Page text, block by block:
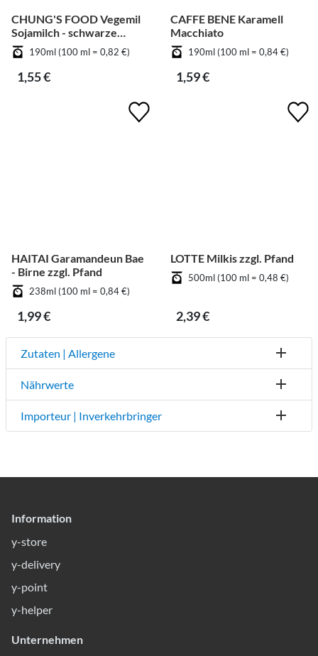
CHUNG'S FOOD Vegemil
Sojamilch - schwarze
Bohnen190ml (100 ml = 0,82 €)
1,55 €
CAFFE BENE Karamell
Macchiato
190ml (100 ml = 0,84 €)
1,59 €
HAITAI Garamandeun Bae
- Birne zzgl. Pfand
238ml (100 ml = 0,84 €)
1,99 €
LOTTE Milkis zzgl. Pfand
500ml (100 ml = 0,48 €)
2,39 €
Zutaten | Allergene
Nährwerte
Importeur | Inverkehrbringer
Information
y-store
y-delivery
y-point
y-helper
Unternehmen